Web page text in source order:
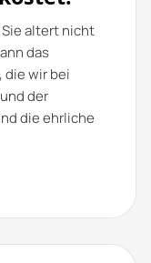
altert nicht
das
die wir bei
der
die ehrliche